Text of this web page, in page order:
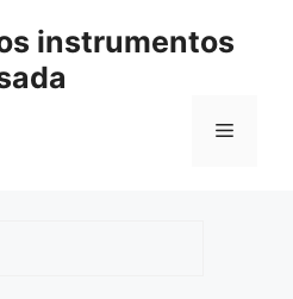
instrumentos
Menú